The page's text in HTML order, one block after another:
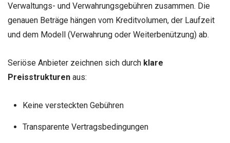
Verwaltungs- und Verwahrungsgebühren zusammen. Die
genauen Beträge hängen vom Kreditvolumen, der Laufzeit
und dem Modell (Verwahrung oder Weiterbenützung) ab.
Seriöse Anbieter zeichnen sich durch klare
Preisstrukturen aus:
Keine versteckten Gebühren
Transparente Vertragsbedingungen